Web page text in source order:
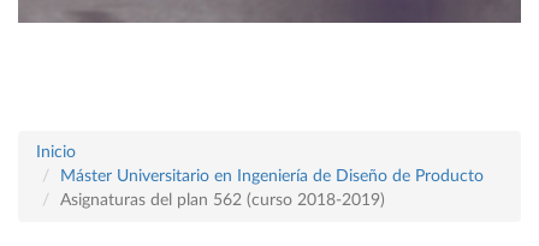
Inicio
Máster Universitario en Ingeniería de Diseño de Producto
Asignaturas del plan 562 (curso 2018-2019)